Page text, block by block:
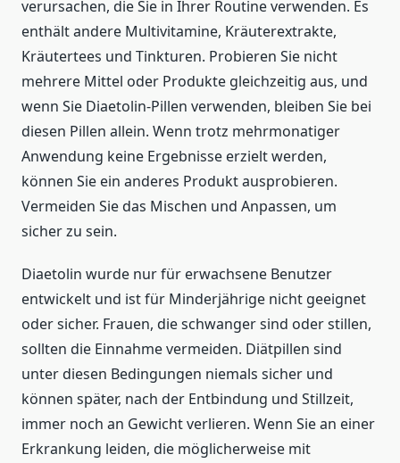
verursachen, die Sie in Ihrer Routine verwenden. Es
enthält andere Multivitamine, Kräuterextrakte,
Kräutertees und Tinkturen. Probieren Sie nicht
mehrere Mittel oder Produkte gleichzeitig aus, und
wenn Sie Diaetolin-Pillen verwenden, bleiben Sie bei
diesen Pillen allein. Wenn trotz mehrmonatiger
Anwendung keine Ergebnisse erzielt werden,
können Sie ein anderes Produkt ausprobieren.
Vermeiden Sie das Mischen und Anpassen, um
sicher zu sein.
Diaetolin wurde nur für erwachsene Benutzer
entwickelt und ist für Minderjährige nicht geeignet
oder sicher. Frauen, die schwanger sind oder stillen,
sollten die Einnahme vermeiden. Diätpillen sind
unter diesen Bedingungen niemals sicher und
können später, nach der Entbindung und Stillzeit,
immer noch an Gewicht verlieren. Wenn Sie an einer
Erkrankung leiden, die möglicherweise mit